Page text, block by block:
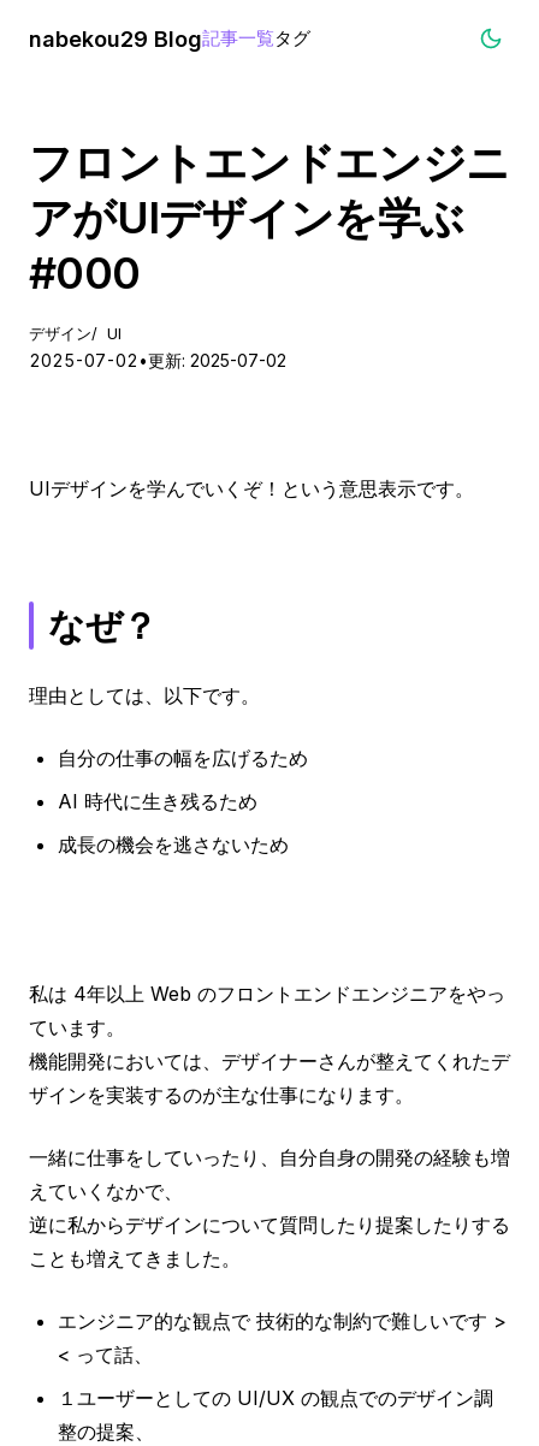
nabekou29 Blog記事一覧タグ
フロントエンドエンジニ
アがUIデザインを学ぶ
#000
デザイン UI
2025-07-02 •更新: 2025-07-02
UIデザインを学んでいくぞ！という意思表示です。
なぜ？
理由としては、以下です。
自分の仕事の幅を広げるため
AI 時代に生き残るため
成長の機会を逃さないため
私は 4年以上 Web のフロントエンドエンジニアをやっ
ています。
機能開発においては、デザイナーさんが整えてくれたデ
ザインを実装するのが主な仕事になります。
一緒に仕事をしていったり、自分自身の開発の経験も増
えていくなかで、
逆に私からデザインについて質問したり提案したりする
ことも増えてきました。
エンジニア的な観点で 技術的な制約で難しいです >
< って話、
１ユーザーとしての UI/UX の観点でのデザイン調
整の提案、